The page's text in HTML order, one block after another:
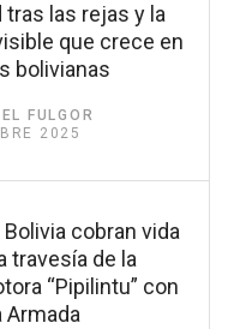
tras las rejas y la
que crece en
bolivianas
FULGOR
2025
cobran vida
travesía de la
“Pipilintu” con
Armada